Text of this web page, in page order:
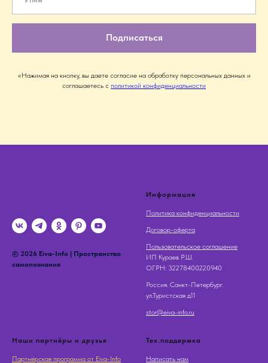
Подписаться
«Нажимая на кнопку, вы даете согласие на обработку персональных данных и
соглашаетесь c политикой конфиденциальности
© 2026 Eiva-Info | Пространство
самопознания
Информация
Политика конфиденциальности
Договор-оферта
Пользовательское соглашение
ИП Кураев Р.Ш.
OГРН: 32278400220940
Россия. Санкт-Петербург.
ул.Туристская д11
stor@eiva-info.ru
Наши партнёры и друзья
Партнёрская программа от Eiva-Info
Тех.поддержка
Написать нам